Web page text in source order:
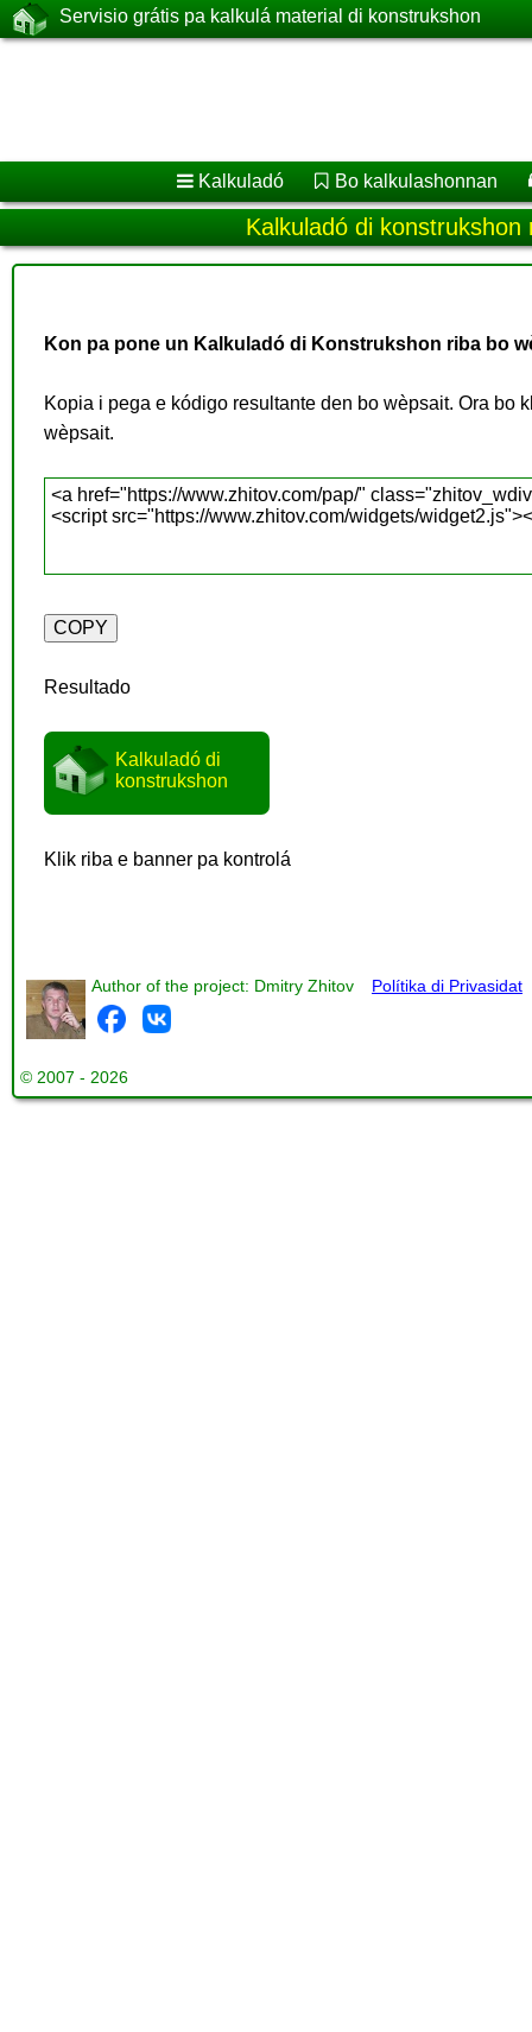
Servisio grátis pa kalkulá material di konstrukshon
Kalkuladó Bo kalkulashonnan
Kalkuladó di konstrukshon
Kon pa pone un Kalkuladó di Konstrukshon riba bo
Kopia i pega e kódigo resultante den bo wèpsait. Ora bo
wèpsait.
Resultado
Kalkuladó di
konstrukshon
Klik riba e banner pa kontrolá
Author of the project: Dmitry Zhitov
© 2007 - 2026
Polítika di Privasidat